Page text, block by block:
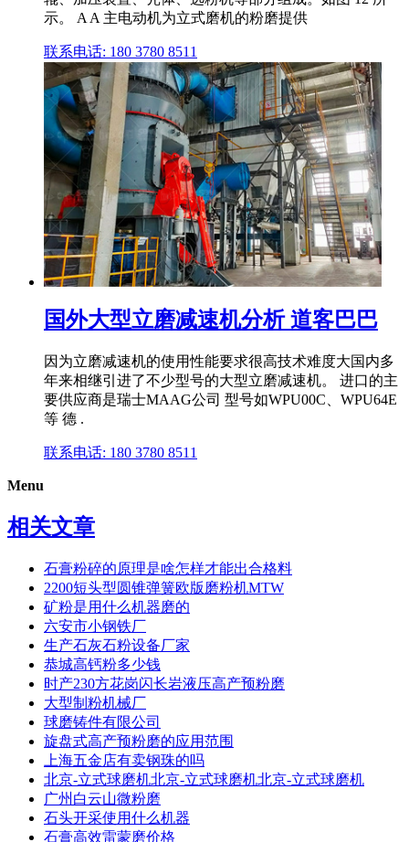
示。 A A 主电动机为立式磨机的粉磨提供
联系电话: 180 3780 8511
国外大型立磨减速机分析 道客巴巴
因为立磨减速机的使用性能要求很高技术难度大国内多
年来相继引进了不少型号的大型立磨减速机。 进口的主
要供应商是瑞士MAAG公司 型号如WPU00C、WPU64E
等 德 .
联系电话: 180 3780 8511
Menu
相关文章
石膏粉碎的原理是啥怎样才能出合格料
2200短头型圆锥弹簧欧版磨粉机MTW
矿粉是用什么机器磨的
六安市小钢铁厂
生产石灰石粉设备厂家
恭城高钙粉多少钱
时产230方花岗闪长岩液压高产预粉磨
大型制粉机械厂
球磨铸件有限公司
旋盘式高产预粉磨的应用范围
上海五金店有卖钢珠的吗
北京-立式球磨机北京-立式球磨机北京-立式球磨机
广州白云山微粉磨
石头开采使用什么机器
石膏高效雷蒙磨价格